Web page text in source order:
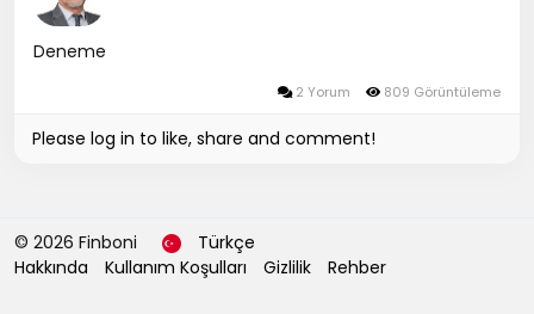
Deneme
2 Yorum 809 Görüntüleme
Please log in to like, share and comment!
© 2026 Finboni
Türkçe
Hakkında
Kullanım Koşulları Gizlilik Rehber